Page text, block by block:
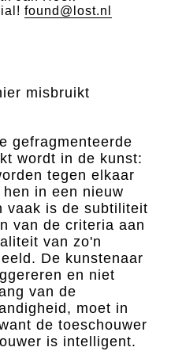
found@lost.nl
misbruikt
gefragmenteerde
wordt in de kunst:
tegen elkaar
in een nieuw
vaak is de subtiliteit
van de criteria aan
van zo'n
De kunstenaar
en niet
van de
moet in
de toeschouwer
is intelligent.